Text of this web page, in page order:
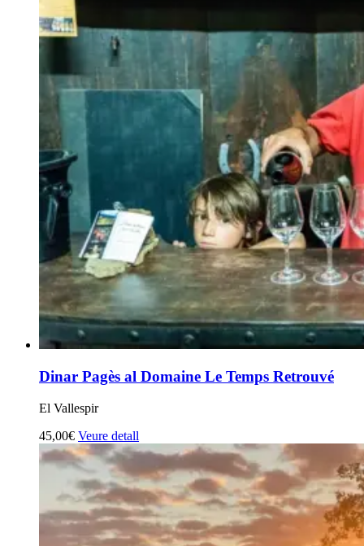
Dinar Pagès al Domaine Le Temps Retrouvé
El Vallespir
45,00€ Veure detall